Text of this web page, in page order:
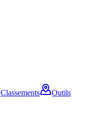
Classements
Outils